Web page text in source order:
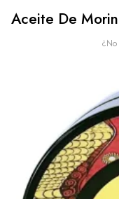
Aceite De
¿No